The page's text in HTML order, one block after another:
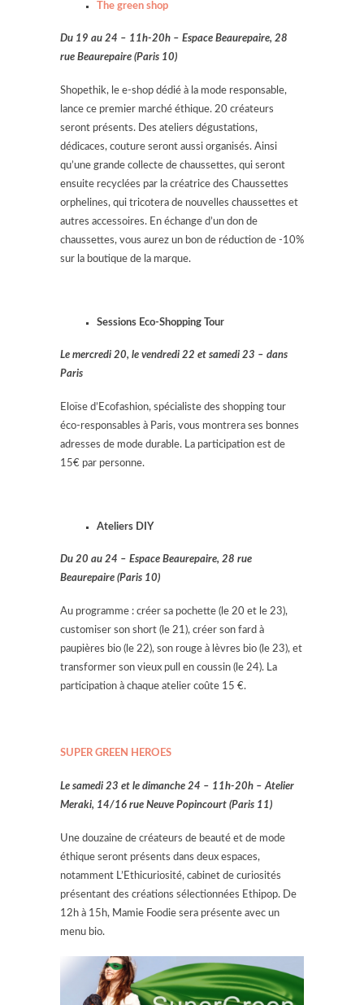
The green shop
Du 19 au 24 – 11h-20h – Espace Beaurepaire, 28
rue Beaurepaire (Paris 10)
Shopethik, le e-shop dédié à la mode responsable,
lance ce premier marché éthique. 20 créateurs
seront présents. Des ateliers dégustations,
dédicaces, couture seront aussi organisés. Ainsi
qu’une grande collecte de chaussettes, qui seront
ensuite recyclées par la créatrice des Chaussettes
orphelines, qui tricotera de nouvelles chaussettes et
autres accessoires. En échange d’un don de
chaussettes, vous aurez un bon de réduction de -10%
sur la boutique de la marque.
Sessions Eco-Shopping Tour
Le mercredi 20, le vendredi 22 et samedi 23 – dans
Paris
Eloïse d’Ecofashion, spécialiste des shopping tour
éco-responsables à Paris, vous montrera ses bonnes
adresses de mode durable. La participation est de
15€ par personne.
Ateliers DIY
Du 20 au 24 – Espace Beaurepaire, 28 rue
Beaurepaire (Paris 10)
Au programme : créer sa pochette (le 20 et le 23),
customiser son short (le 21), créer son fard à
paupières bio (le 22), son rouge à lèvres bio (le 23), et
transformer son vieux pull en coussin (le 24). La
participation à chaque atelier coûte 15 €.
SUPER GREEN HEROES
Le samedi 23 et le dimanche 24 – 11h-20h –Atelier
Meraki, 14/16 rue Neuve Popincourt (Paris 11)
Une douzaine de créateurs de beauté et de mode
éthique seront présents dans deux espaces,
notamment L’Ethicuriosité, cabinet de curiosités
présentant des créations sélectionnées Ethipop. De
12h à 15h, Mamie Foodie sera présente avec un
menu bio.